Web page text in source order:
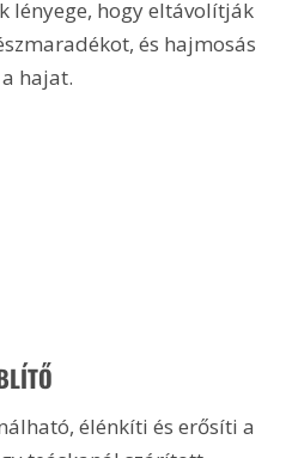
lényege, hogy eltávolítják
és hajmosás
hajat.
élénkíti és erősíti a